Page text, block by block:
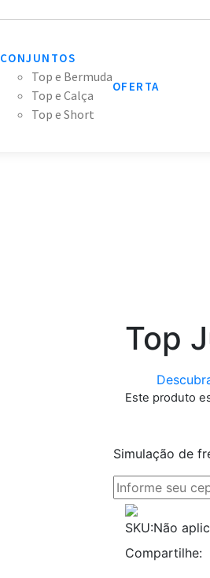
CONJUNTOS
Top e Bermuda
Top e Calça
Top e Short
OFERTA
Top
Este produto
Simulação de
SKU:Não
Compartilhe: